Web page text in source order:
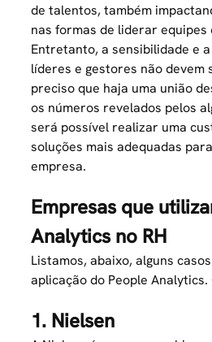
de talentos, também
nas formas de liderar
Entretanto, a sensibilidade e
líderes e gestores não devem
preciso que haja uma união
os números revelados pelos
será possível realizar uma
soluções mais adequadas
empresa.
Empresas que
Analytics no RH
Listamos, abaixo, alguns
aplicação do People Analytics.
1. Nielsen